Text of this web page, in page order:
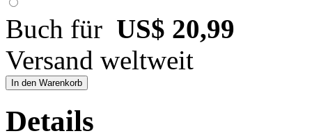
Buch für US$ 20,99
Versand weltweit
In den Warenkorb
Details